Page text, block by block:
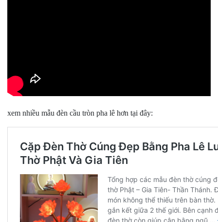
xem nhiều mẫu đèn cầu tròn pha lê hơn tại đây: